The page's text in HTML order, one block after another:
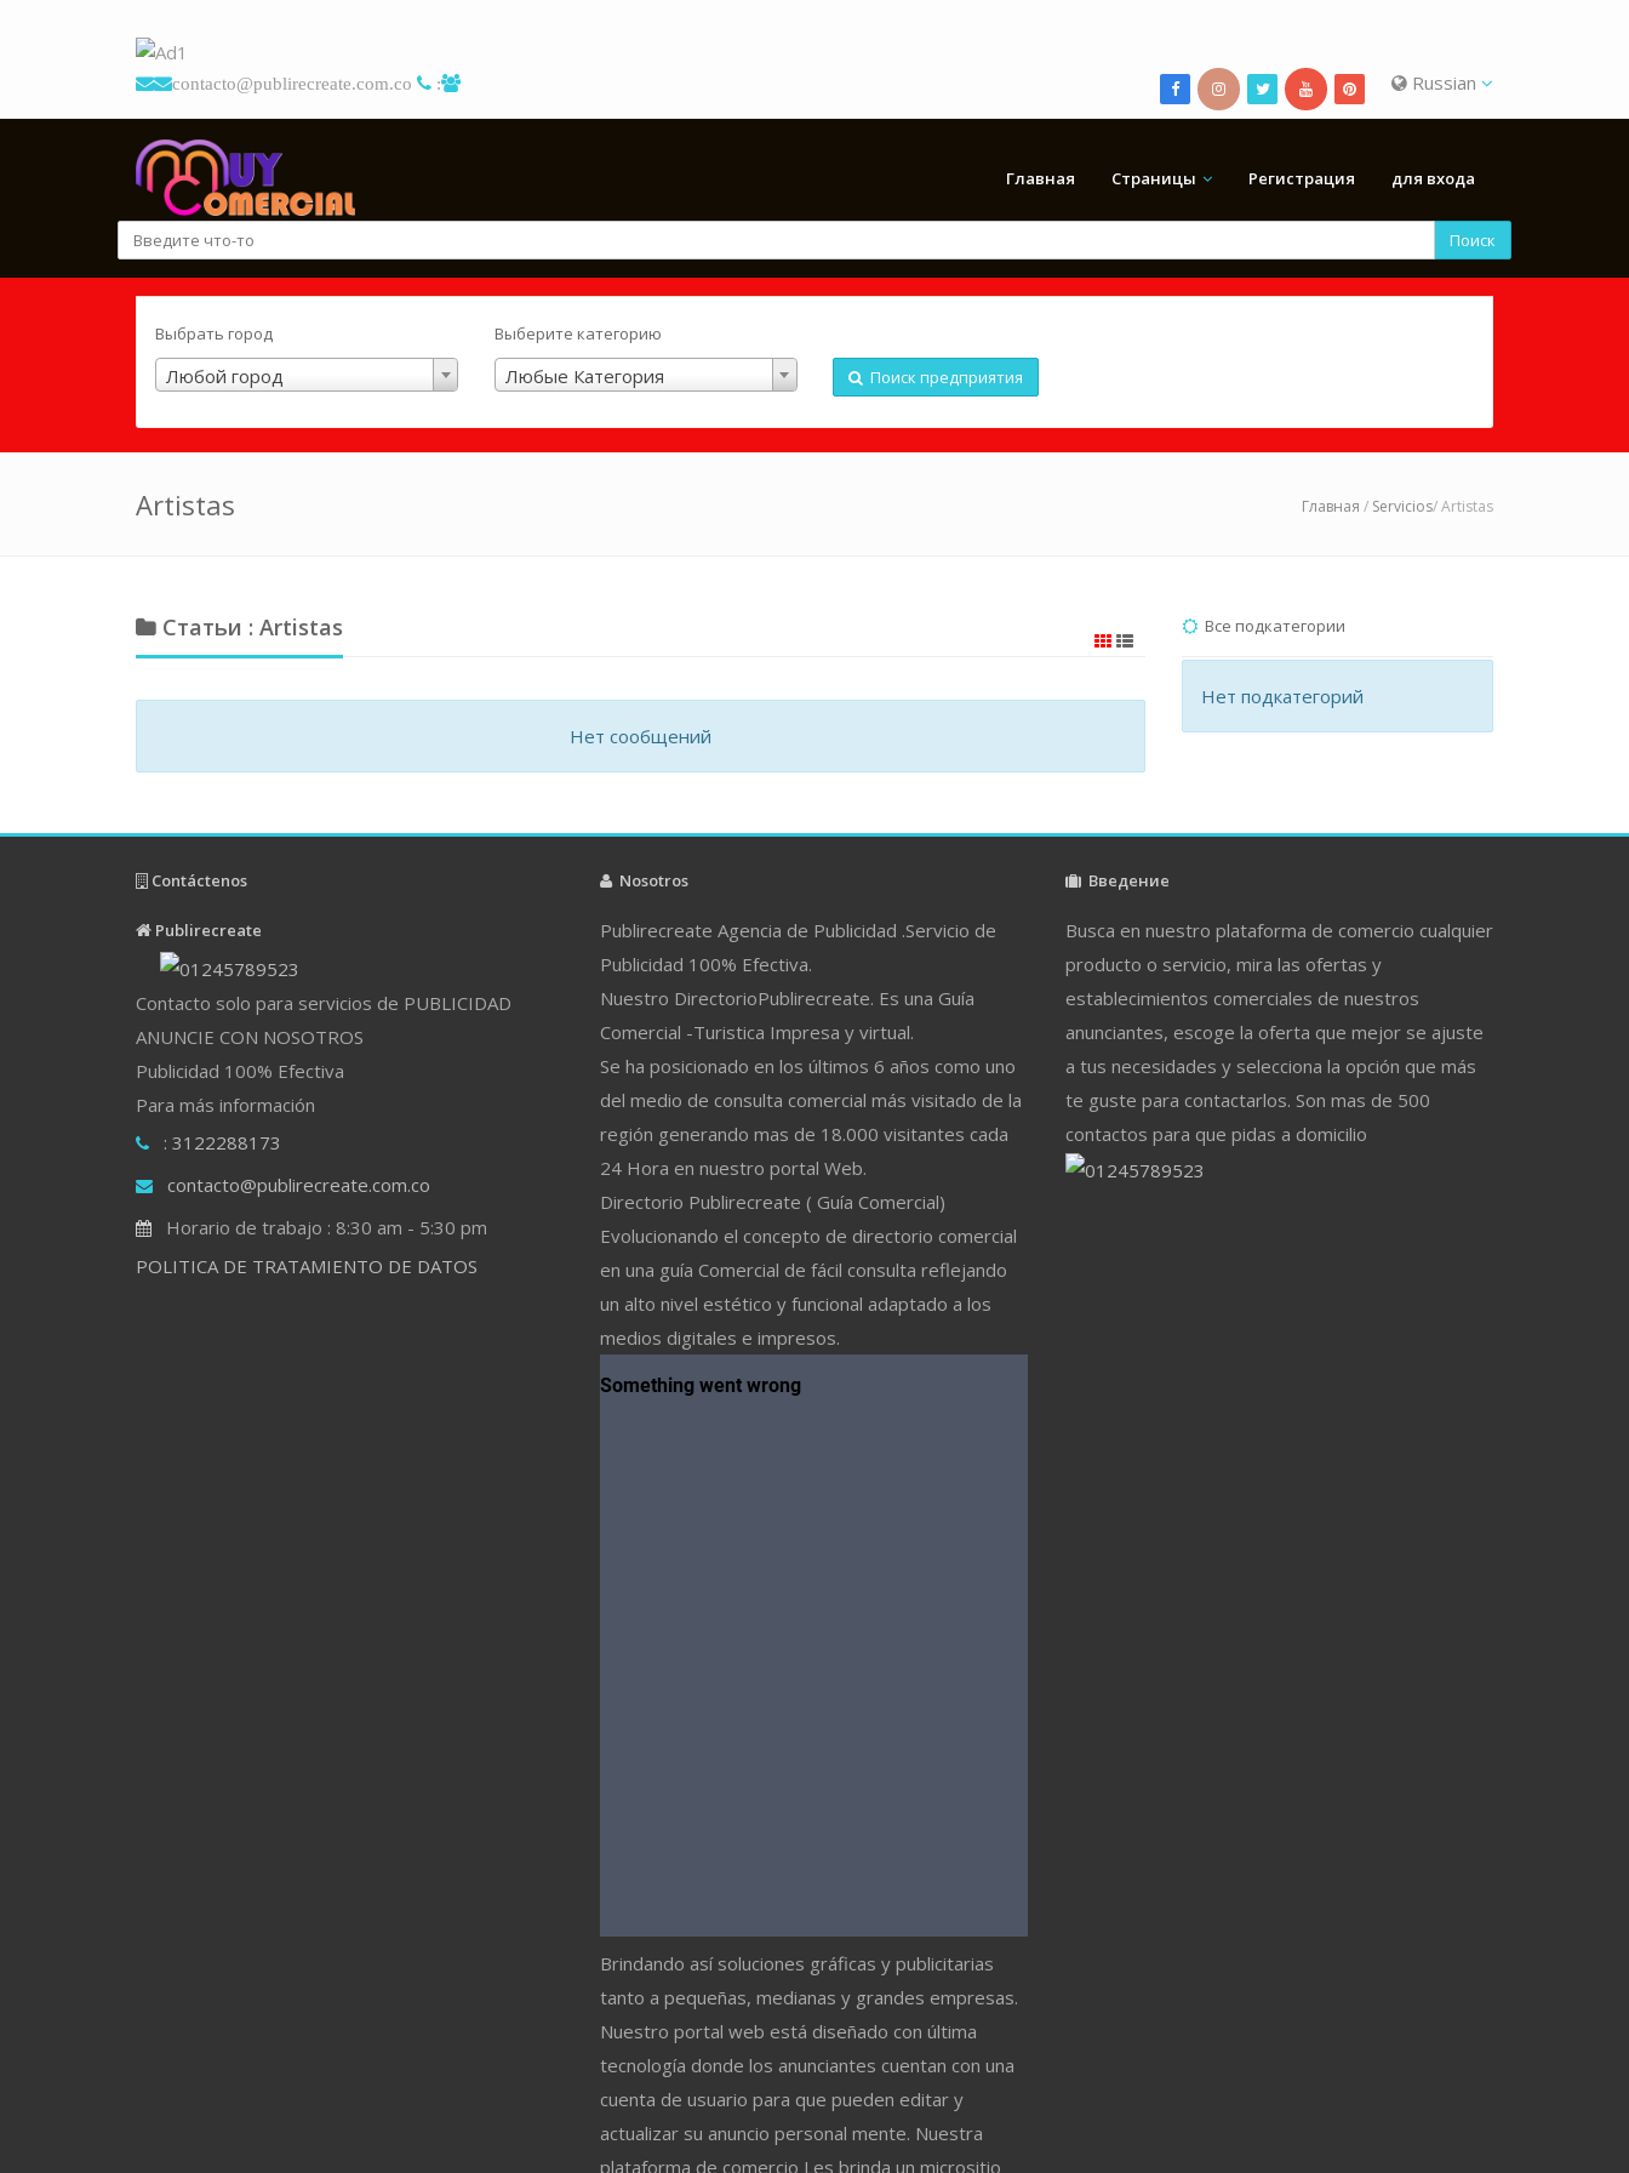
contacto@publirecreate.com.co : Russian
Главная Страницы Регистрация для входа
Поиск
Выбрать город
Любой город
Выберите категорию
Любые Категория Поиск предприятия
Artistas Главная / Servicios/ Artistas
Статьи : Artistas
Нет сообщений
Все подкатегории
Нет подкатегорий
Contáctenos
Publirecreate
Contacto solo para servicios de PUBLICIDAD
ANUNCIE CON NOSOTROS
Publicidad 100% Efectiva
Para más información
: 3122288173
contacto@publirecreate.com.co
Horario de trabajo : 8:30 am - 5:30 pm
POLITICA DE TRATAMIENTO DE DATOS
Nosotros
Publirecreate Agencia de Publicidad .Servicio de
Publicidad 100% Efectiva.
Nuestro DirectorioPublirecreate. Es una Guía
Comercial -Turistica Impresa y virtual.
Se ha posicionado en los últimos 6 años como uno
del medio de consulta comercial más visitado de la
región generando mas de 18.000 visitantes cada
24 Hora en nuestro portal Web.
Directorio Publirecreate ( Guía Comercial)
Evolucionando el concepto de directorio comercial
en una guía Comercial de fácil consulta reflejando
un alto nivel estético y funcional adaptado a los
medios digitales e impresos.
Brindando así soluciones gráficas y publicitarias
tanto a pequeñas, medianas y grandes empresas.
Nuestro portal web está diseñado con última
tecnología donde los anunciantes cuentan con una
cuenta de usuario para que pueden editar y
actualizar su anuncio personal mente. Nuestra
plataforma de comercio Les brinda un micrositio
Введение
Busca en nuestro plataforma de comercio cualquier
producto o servicio, mira las ofertas y
establecimientos comerciales de nuestros
anunciantes, escoge la oferta que mejor se ajuste
a tus necesidades y selecciona la opción que más
te guste para contactarlos. Son mas de 500
contactos para que pidas a domicilio